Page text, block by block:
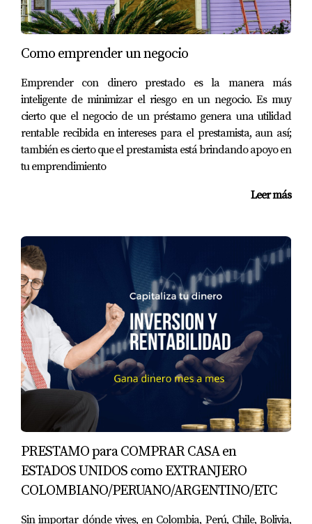
Como emprender un negocio
Emprender con dinero prestado es la manera más
inteligente de minimizar el riesgo en un negocio. Es muy
cierto que el negocio de un préstamo genera una utilidad
rentable recibida en intereses para el prestamista, aun así;
también es cierto que el prestamista está brindando apoyo en
tu emprendimiento
Leer más
PRESTAMO para COMPRAR CASA en
ESTADOS UNIDOS como EXTRANJERO
COLOMBIANO/PERUANO/ARGENTINO/ETC
Sin importar dónde vives, en Colombia, Perú, Chile, Bolivia,